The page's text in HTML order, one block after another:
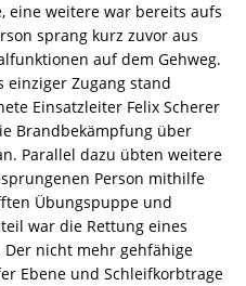
eine weitere war bereits aufs
sprang kurz zuvor aus
auf dem Gehweg.
einziger Zugang stand
Einsatzleiter Felix Scherer
Brandbekämpfung über
Parallel dazu übten weitere
Person mithilfe
Übungspuppe und
war die Rettung eines
nicht mehr gehfähige
Ebene und Schleifkorbtrage